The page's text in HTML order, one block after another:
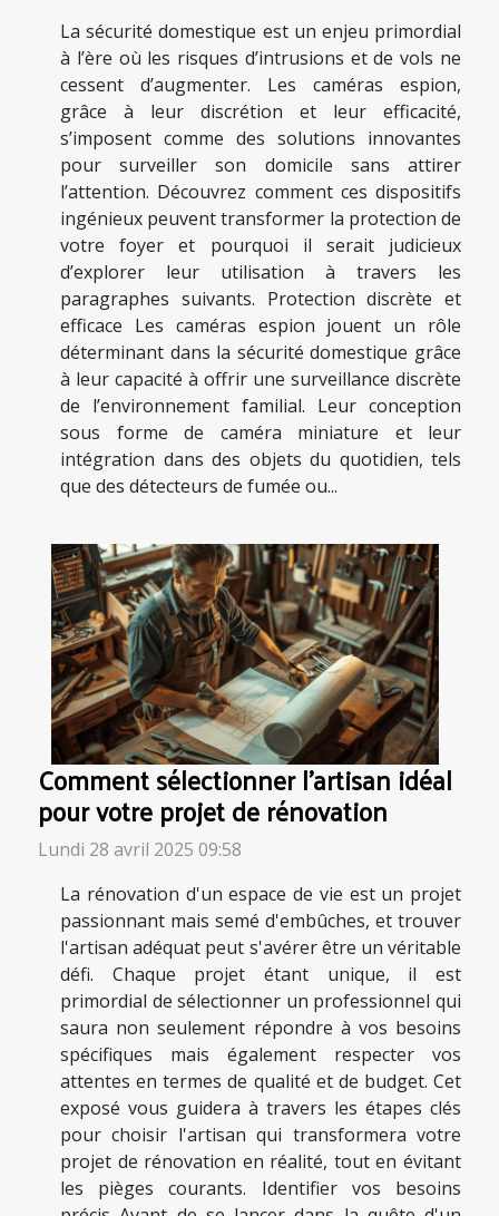
La sécurité domestique est un enjeu primordial
à l’ère où les risques d’intrusions et de vols ne
cessent d’augmenter. Les caméras espion,
grâce à leur discrétion et leur efficacité,
s’imposent comme des solutions innovantes
pour surveiller son domicile sans attirer
l’attention. Découvrez comment ces dispositifs
ingénieux peuvent transformer la protection de
votre foyer et pourquoi il serait judicieux
d’explorer leur utilisation à travers les
paragraphes suivants. Protection discrète et
efficace Les caméras espion jouent un rôle
déterminant dans la sécurité domestique grâce
à leur capacité à offrir une surveillance discrète
de l’environnement familial. Leur conception
sous forme de caméra miniature et leur
intégration dans des objets du quotidien, tels
que des détecteurs de fumée ou...
Comment sélectionner l'artisan idéal
pour votre projet de rénovation
Lundi 28 avril 2025 09:58
La rénovation d'un espace de vie est un projet
passionnant mais semé d'embûches, et trouver
l'artisan adéquat peut s'avérer être un véritable
défi. Chaque projet étant unique, il est
primordial de sélectionner un professionnel qui
saura non seulement répondre à vos besoins
spécifiques mais également respecter vos
attentes en termes de qualité et de budget. Cet
exposé vous guidera à travers les étapes clés
pour choisir l'artisan qui transformera votre
projet de rénovation en réalité, tout en évitant
les pièges courants. Identifier vos besoins